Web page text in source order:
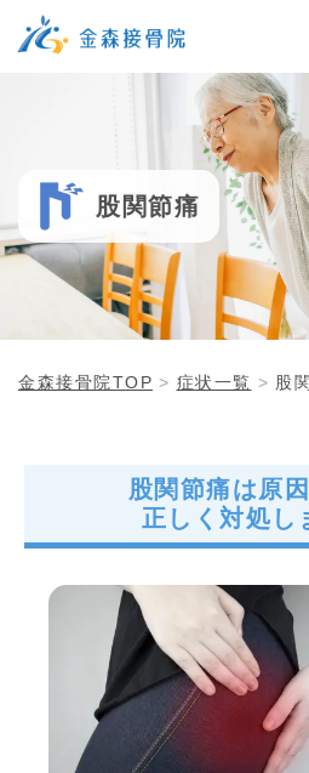
股関節痛
金森接骨院TOP 症状一覧 股
股関節痛は原
正しく対処し